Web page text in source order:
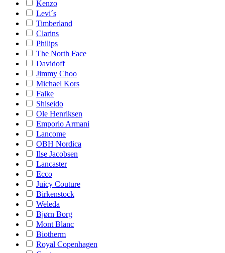
Kenzo
Levi´s
Timberland
Clarins
Philips
The North Face
Davidoff
Jimmy Choo
Michael Kors
Falke
Shiseido
Ole Henriksen
Emporio Armani
Lancome
OBH Nordica
Ilse Jacobsen
Lancaster
Ecco
Juicy Couture
Birkenstock
Weleda
Bjørn Borg
Mont Blanc
Biotherm
Royal Copenhagen